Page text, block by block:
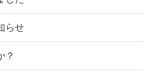
らせ
？